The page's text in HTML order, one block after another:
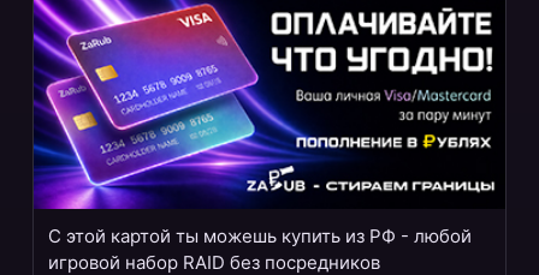
С этой картой ты можешь купить из РФ - любой
игровой набор RAID без посредников